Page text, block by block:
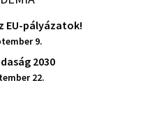
EU-pályázatok!
9.
2030
22.